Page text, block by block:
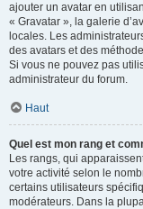
ajouter un avatar en
« Gravatar », la galerie
locales. Les
des avatars et des
Si vous ne pouvez pas
administrateur du forum.
Haut
Quel est mon rang et
Les rangs, qui
votre activité selon le
certains utilisateurs
modérateurs. Dans la